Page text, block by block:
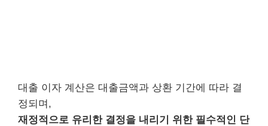
대출 이자 계산은 대출금액과 상환 기간에 따라 결
정되며,
재정적으로 유리한 결정을 내리기 위한 필수적인 단